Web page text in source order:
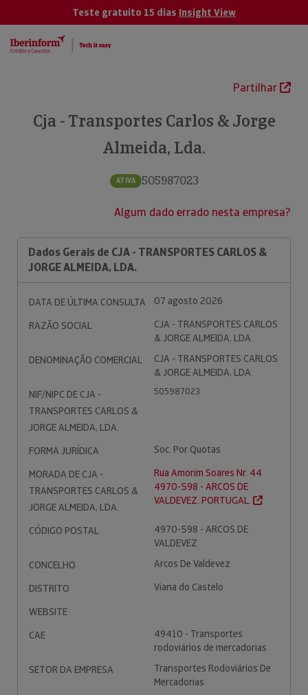
Teste gratuito 15 dias Insight View
Partilhar
Cja - Transportes Carlos & Jorge
Almeida, Lda.
ATIVA 505987023
Algum dado errado nesta empresa?
Dados Gerais de CJA - TRANSPORTES CARLOS &
JORGE ALMEIDA, LDA.
DATA DE ÚLTIMA CONSULTA
07 agosto 2026
RAZÃO SOCIAL
CJA - TRANSPORTES CARLOS
& JORGE ALMEIDA, LDA.
DENOMINAÇÃO COMERCIAL
CJA - TRANSPORTES CARLOS
& JORGE ALMEIDA, LDA.
NIF/NIPC DE CJA -
TRANSPORTES CARLOS &
JORGE ALMEIDA, LDA.
505987023
FORMA JURÍDICA
Soc. Por Quotas
MORADA DE CJA -
TRANSPORTES CARLOS &
JORGE ALMEIDA, LDA.
Rua Amorim Soares Nr. 44
4970-598 - ARCOS DE
VALDEVEZ. PORTUGAL.
CÓDIGO POSTAL
4970-598 - ARCOS DE
VALDEVEZ
CONCELHO
Arcos De Valdevez
DISTRITO
Viana do Castelo
WEBSITE
CAE
49410 - Transportes
rodoviários de mercadorias
SETOR DA EMPRESA
Transportes Rodoviários De
Mercadorias